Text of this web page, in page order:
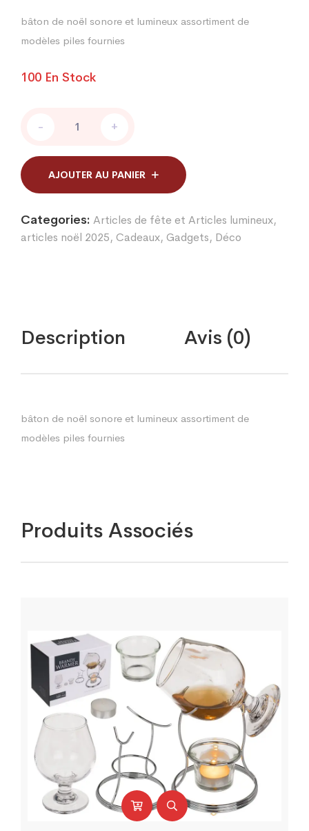
bâton de noël sonore et lumineux assortiment de
modèles piles fournies
100 En Stock
sonore
et
lumineux
- +
AJOUTER AU PANIER
Categories: Articles de fête et Articles lumineux,
articles noël 2025, Cadeaux, Gadgets, Déco
Description Avis (0)
bâton de noël sonore et lumineux assortiment de
modèles piles fournies
Produits Associés